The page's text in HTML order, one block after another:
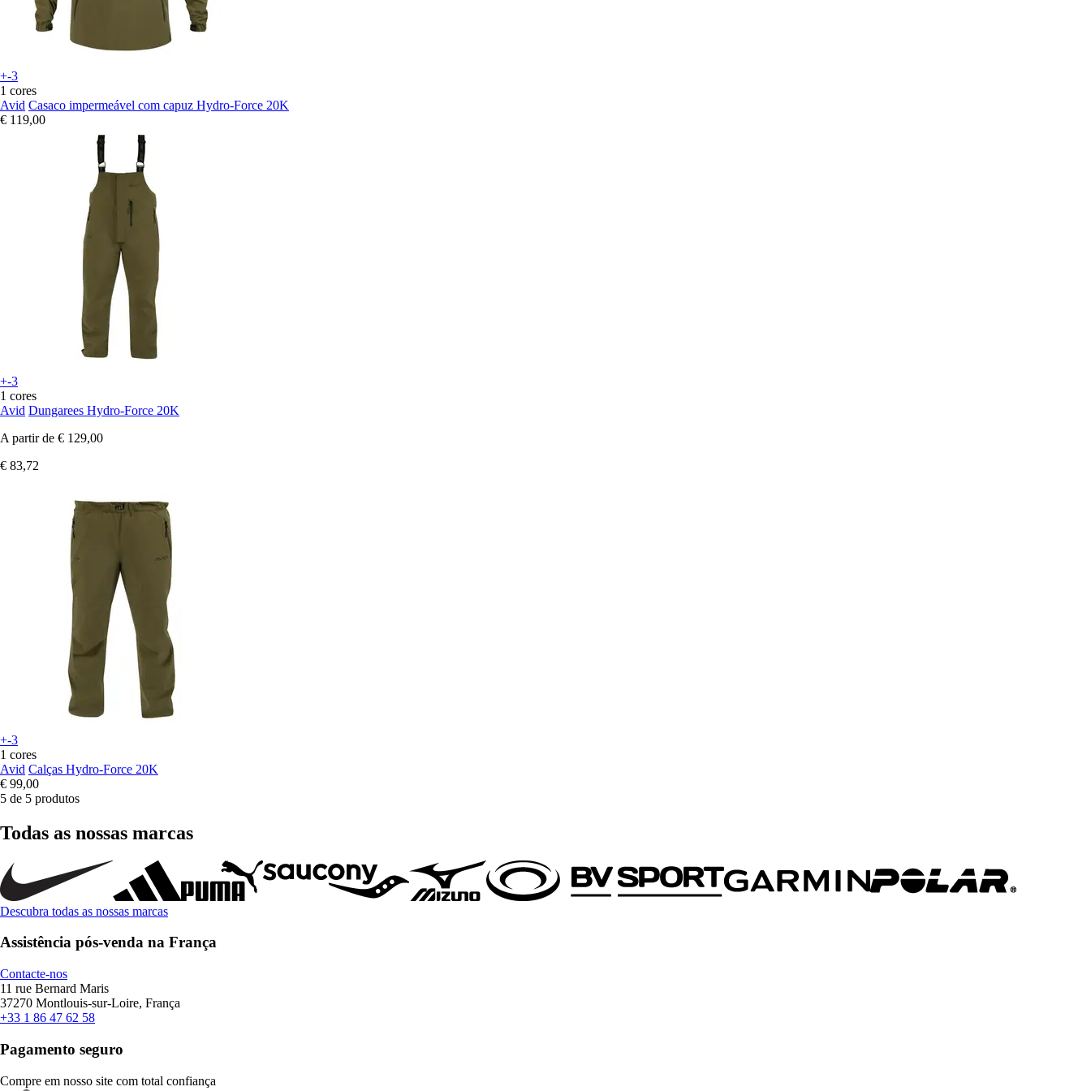
+-3
1 cores
Avid Casaco impermeável com capuz Hydro-Force 20K
€ 119,00
+-3
1 cores
Avid Dungarees Hydro-Force 20K
A partir de € 129,00
€ 83,72
+-3
1 cores
Avid Calças Hydro-Force 20K
€ 99,00
5 de 5 produtos
Todas as nossas marcas
Descubra todas as nossas marcas
Assistência pós-venda na França
Contacte-nos
11 rue Bernard Maris
37270 Montlouis-sur-Loire, França
+33 1 86 47 62 58
Pagamento seguro
Compre em nosso site com total confiança